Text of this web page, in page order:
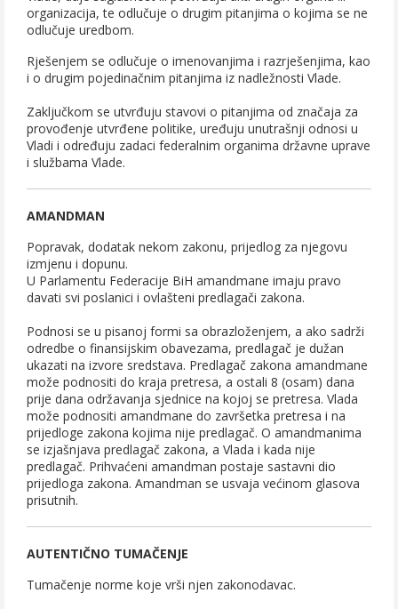
organizacija, te odlučuje o drugim pitanjima o kojima se ne
odlučuje uredbom.
Rješenjem se odlučuje o imenovanjima i razrješenjima, kao
i o drugim pojedinačnim pitanjima iz nadležnosti Vlade.
Zaključkom se utvrđuju stavovi o pitanjima od značaja za
provođenje utvrđene politike, uređuju unutrašnji odnosi u
Vladi i određuju zadaci federalnim organima državne uprave
i službama Vlade.
AMANDMAN
Popravak, dodatak nekom zakonu, prijedlog za njegovu
izmjenu i dopunu.
U Parlamentu Federacije BiH amandmane imaju pravo
davati svi poslanici i ovlašteni predlagači zakona.
Podnosi se u pisanoj formi sa obrazloženjem, a ako sadrži
odredbe o finansijskim obavezama, predlagač je dužan
ukazati na izvore sredstava. Predlagač zakona amandmane
može podnositi do kraja pretresa, a ostali 8 (osam) dana
prije dana održavanja sjednice na kojoj se pretresa. Vlada
može podnositi amandmane do završetka pretresa i na
prijedloge zakona kojima nije predlagač. O amandmanima
se izjašnjava predlagač zakona, a Vlada i kada nije
predlagač. Prihvaćeni amandman postaje sastavni dio
prijedloga zakona. Amandman se usvaja većinom glasova
prisutnih.
AUTENTIČNO TUMAČENJE
Tumačenje norme koje vrši njen zakonodavac.